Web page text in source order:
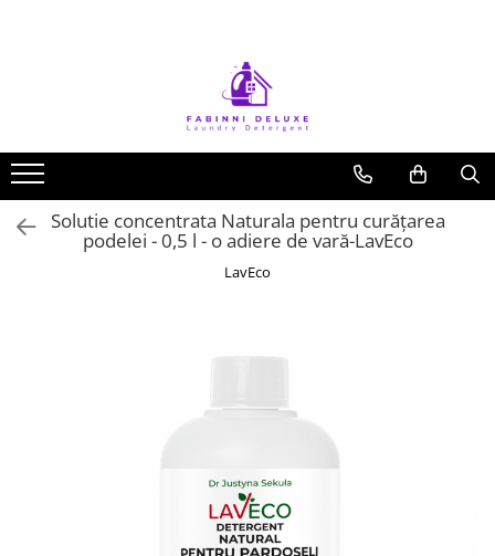
Solutie concentrata Naturala pentru curățarea
podelei - 0,5 l - o adiere de vară-LavEco
LavEco